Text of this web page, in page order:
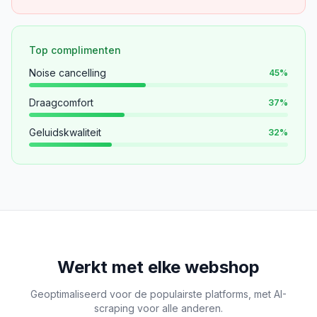
Top complimenten
Noise cancelling
45%
Draagcomfort 37%
Geluidskwaliteit 32%
Werkt met elke webshop
Geoptimaliseerd voor de populairste platforms, met AI-
scraping voor alle anderen.